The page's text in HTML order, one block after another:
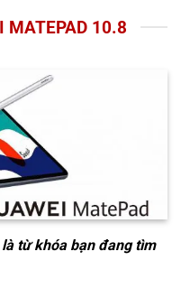
MATEPAD 10.8
từ khóa bạn đang tìm